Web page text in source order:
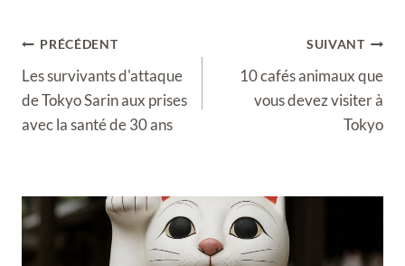
Navigation
de
l’article
PRÉCÉDENT
Les survivants d'attaque
de Tokyo Sarin aux prises
avec la santé de 30 ans
SUIVANT
10 cafés animaux que
vous devez visiter à
Tokyo